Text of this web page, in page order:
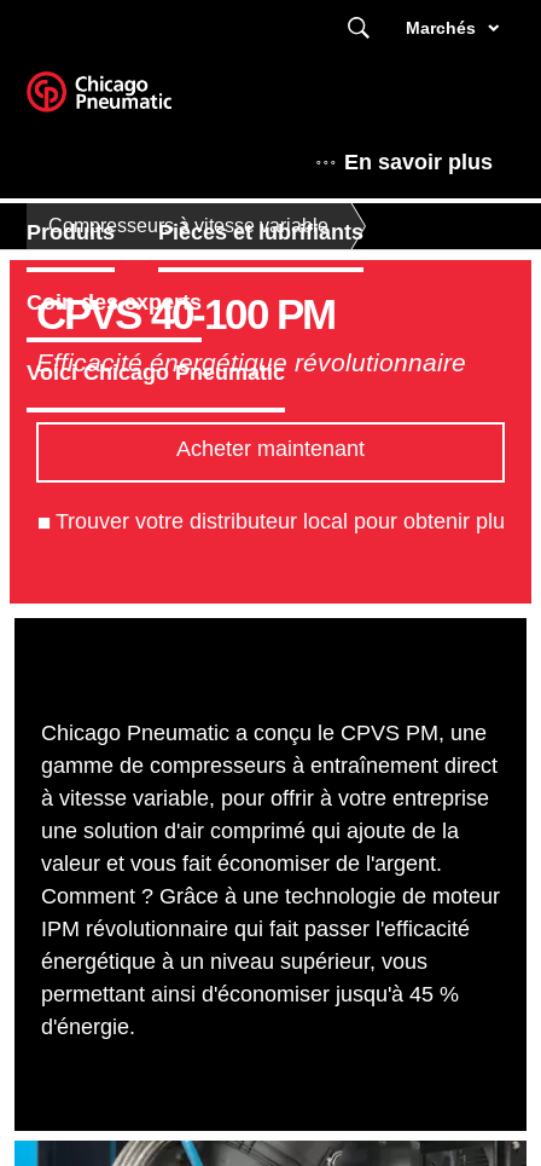
Marchés
En savoir plus
Produits Pièces et lubrifiants
Coin des experts
Voici Chicago Pneumatic
Compresseurs à vitesse variable
CPVS 40-100 PM
Efficacité énergétique révolutionnaire
Acheter maintenant
Trouver votre distributeur local pour obtenir plus
Chicago Pneumatic a conçu le CPVS PM, une
gamme de compresseurs à entraînement direct
à vitesse variable, pour offrir à votre entreprise
une solution d'air comprimé qui ajoute de la
valeur et vous fait économiser de l'argent.
Comment ? Grâce à une technologie de moteur
IPM révolutionnaire qui fait passer l'efficacité
énergétique à un niveau supérieur, vous
permettant ainsi d'économiser jusqu'à 45 %
d'énergie.